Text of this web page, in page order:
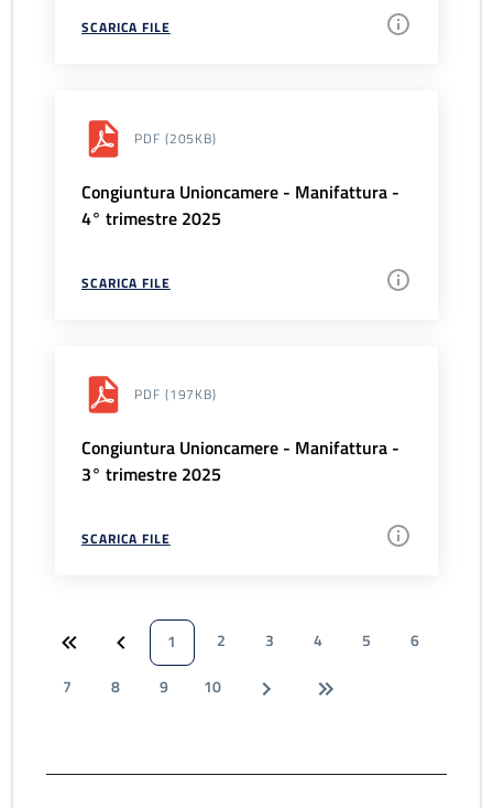
SCARICA FILE
PDF (205KB)
Congiuntura Unioncamere - Manifattura -
4° trimestre 2025
SCARICA FILE
PDF (197KB)
Congiuntura Unioncamere - Manifattura -
3° trimestre 2025
SCARICA FILE
1 2 3 4 5
6
7
8 9 10